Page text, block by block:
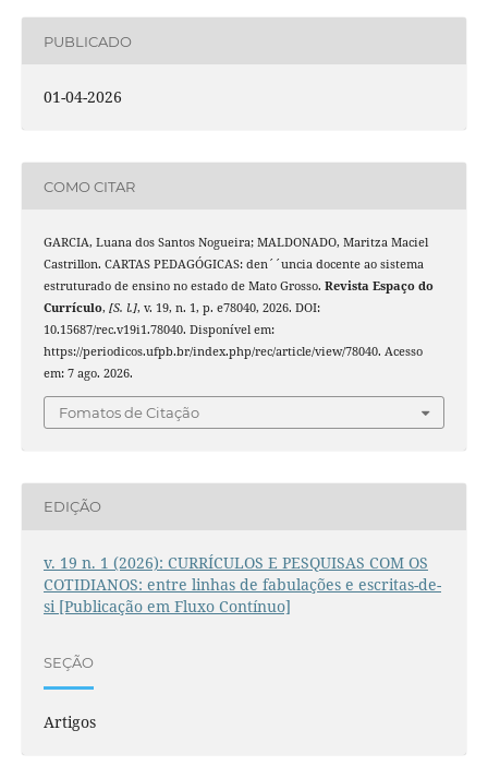
PUBLICADO
01-04-2026
COMO CITAR
GARCIA, Luana dos Santos Nogueira; MALDONADO, Maritza Maciel
Castrillon. CARTAS PEDAGÓGICAS: den´´uncia docente ao sistema
estruturado de ensino no estado de Mato Grosso. Revista Espaço do
Currículo, [S. l.], v. 19, n. 1, p. e78040, 2026. DOI:
10.15687/rec.v19i1.78040. Disponível em:
https://periodicos.ufpb.br/index.php/rec/article/view/78040. Acesso
em: 7 ago. 2026.
Fomatos de Citação
EDIÇÃO
v. 19 n. 1 (2026): CURRÍCULOS E PESQUISAS COM OS
COTIDIANOS: entre linhas de fabulações e escritas-de-
si [Publicação em Fluxo Contínuo]
SEÇÃO
Artigos